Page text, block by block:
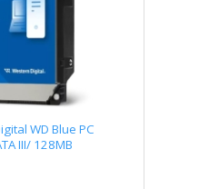
WD Blue PC
III/ 128MB